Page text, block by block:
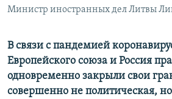
Министр иностранных дел Литвы
В связи с пандемией
Европейского союза и Россия
одновременно закрыли свои
совершенно не политическая,